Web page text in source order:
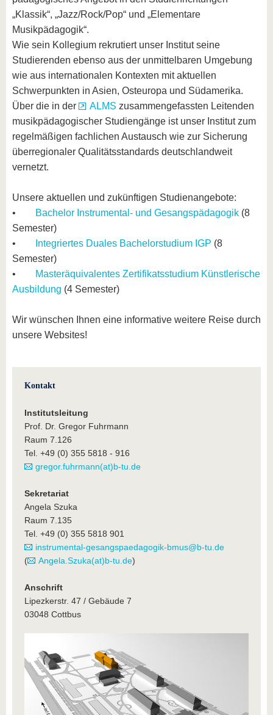
„Klassik“, „Jazz/Rock/Pop“ und „Elementare
Musikpädagogik“.
Wie sein Kollegium rekrutiert unser Institut seine
Studierenden ebenso aus der unmittelbaren Umgebung
wie aus internationalen Kontexten mit aktuellen
Schwerpunkten in Asien, Osteuropa und Südamerika.
Über die in der
ALMS zusammengefassten Leitenden
musikpädagogischer Studiengänge ist unser Institut zum
regelmäßigen fachlichen Austausch wie zur Sicherung
überregionaler Qualitätsstandards deutschlandweit
vernetzt.
Unsere aktuellen und zukünftigen Studienangebote:
•
Bachelor Instrumental- und Gesangspädagogik (8
Semester)
•
Integriertes Duales Bachelorstudium IGP (8
Semester)
•
Masteräquivalentes Zertifikatsstudium Künstlerische
Ausbildung (4 Semester)
Wir wünschen Ihnen eine informative weitere Reise durch
unsere Websites!
Kontakt
Institutsleitung
Prof. Dr. Gregor Fuhrmann
Raum 7.126
Tel. +49 (0) 355 5818 - 916
gregor.fuhrmann(at)b-tu.de
Sekretariat
Angela Szuka
Raum 7.135
Tel. +49 (0) 355 5818 901
instrumental-gesangspaedagogik-bmus@b-tu.de
(
Angela.Szuka(at)b-tu.de)
Anschrift
Lipezkerstr. 47 / Gebäude 7
03048 Cottbus